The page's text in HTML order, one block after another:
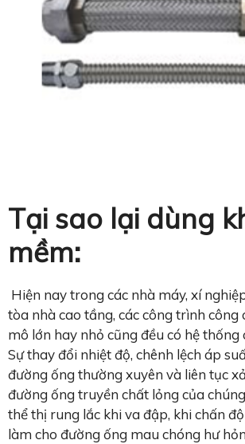
Tại sao lại dùng
mềm:
Hiện nay trong các nhà máy, xí
tòa nhà cao tầng, các công trình công
mô lớn hay nhỏ cũng đều có hệ thống
Sự thay đổi nhiệt độ, chênh lệch áp
đường ống thường xuyên và liên tục
đường ống truyền chất lỏng của
thể thị rung lắc khi va đập, khi chấn
làm cho đường ống mau chóng hư